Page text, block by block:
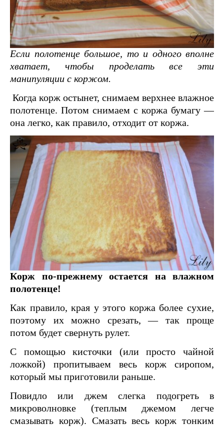
Если полотенце большое, то и одного вполне
хватает, чтобы проделать все эти
манипуляции с коржом.
Когда корж остынет, снимаем верхнее влажное
полотенце. Потом снимаем с коржа бумагу —
она легко, как правило, отходит от коржа.
Корж по-прежнему остается на влажном
полотенце!
Как правило, края у этого коржа более сухие,
поэтому их можно срезать, — так проще
потом будет свернуть рулет.
С помощью кисточки (или просто чайной
ложкой) пропитываем весь корж сиропом,
который мы приготовили раньше.
Повидло или джем слегка подогреть в
микроволновке (теплым джемом легче
смазывать корж). Смазать весь корж тонким